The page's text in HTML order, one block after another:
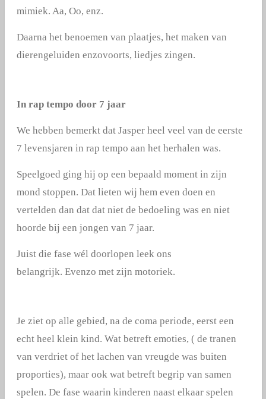
mimiek. Aa, Oo, enz.
Daarna het benoemen van plaatjes, het maken van
dierengeluiden enzovoorts, liedjes zingen.
In rap tempo door 7 jaar
We hebben bemerkt dat Jasper heel veel van de eerste
7 levensjaren in rap tempo aan het herhalen was.
Speelgoed ging hij op een bepaald moment in zijn
mond stoppen. Dat lieten wij hem even doen en
vertelden dan dat dat niet de bedoeling was en niet
hoorde bij een jongen van 7 jaar.
Juist die fase wél doorlopen leek ons
belangrijk. Evenzo met zijn motoriek.
Je ziet op alle gebied, na de coma periode, eerst een
echt heel klein kind. Wat betreft emoties, ( de tranen
van verdriet of het lachen van vreugde was buiten
proporties), maar ook wat betreft begrip van samen
spelen. De fase waarin kinderen naast elkaar spelen